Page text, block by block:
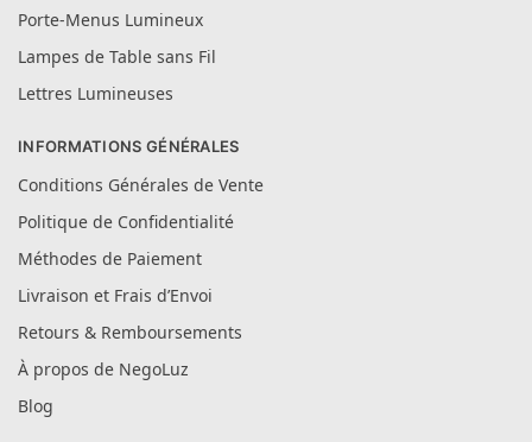
Porte-Menus Lumineux
Lampes de Table sans Fil
Lettres Lumineuses
INFORMATIONS GÉNÉRALES
Conditions Générales de Vente
Politique de Confidentialité
Méthodes de Paiement
Livraison et Frais d’Envoi
Retours & Remboursements
À propos de NegoLuz
Blog